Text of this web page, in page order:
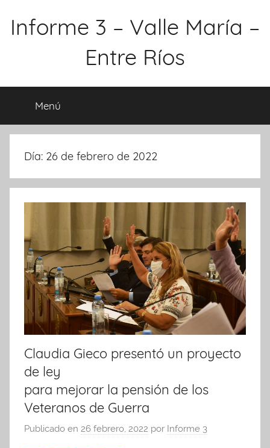
Informe 3 – Valle María –
Entre Ríos
Menú
Día: 26 de febrero de 2022
Claudia Gieco presentó un proyecto
de ley
para mejorar la pensión de los
Veteranos de Guerra
Publicado en 26 febrero, 2022 por Informe 3